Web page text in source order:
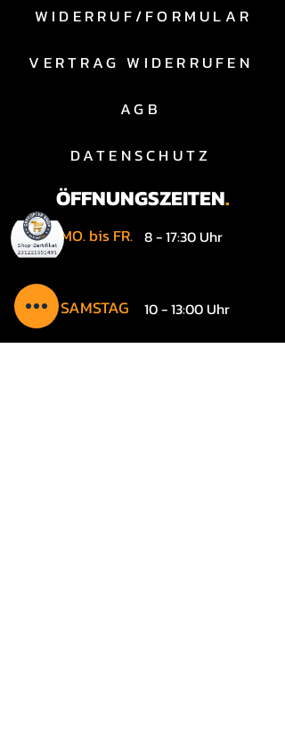
WIDERRUF/FORMULAR
VERTRAG WIDERRUFEN
AGB
DATENSCHUTZ
ÖFFNUNGSZEITEN.
MO. bis FR. 8 - 17:30 Uhr
SAMSTAG 10 - 13:00 Uhr